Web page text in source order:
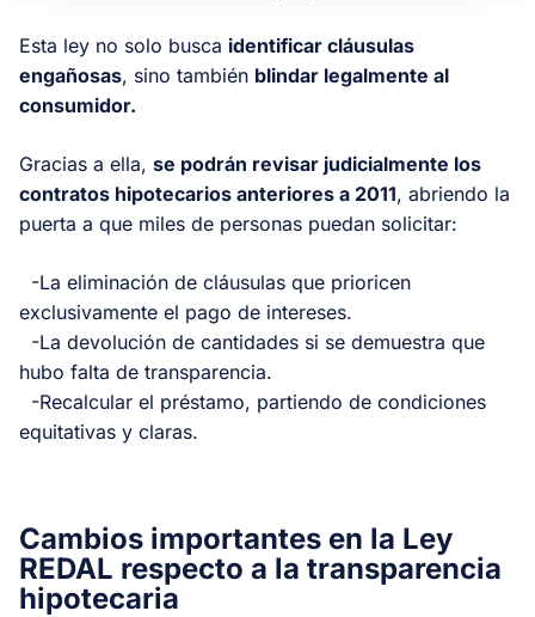
Esta ley no solo busca identificar cláusulas
engañosas, sino también blindar legalmente al
consumidor.
Gracias a ella, se podrán revisar judicialmente los
contratos hipotecarios anteriores a 2011, abriendo la
puerta a que miles de personas puedan solicitar:
-La eliminación de cláusulas que prioricen
exclusivamente el pago de intereses.
-La devolución de cantidades si se demuestra que
hubo falta de transparencia.
-Recalcular el préstamo, partiendo de condiciones
equitativas y claras.
Cambios importantes en la Ley
REDAL respecto a la transparencia
hipotecaria